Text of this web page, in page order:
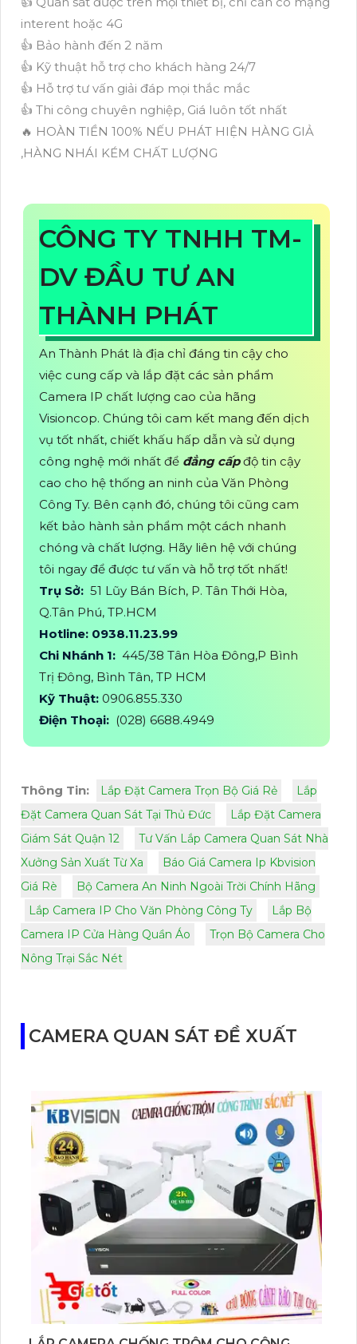
interent hoặc 4G
👍 Bảo hành đến 2 năm
👍 Kỹ thuật hỗ trợ cho khách hàng 24/7
👍 Hỗ trợ tư vấn giải đáp mọi thắc mắc
👍 Thi công chuyên nghiệp, Giá luôn tốt nhất
🔥 HOÀN TIỀN 100% NẾU PHÁT HIỆN HÀNG GIẢ
,HÀNG NHÁI KÉM CHẤT LƯỢNG
CÔNG TY TNHH TM-
DV ĐẦU TƯ AN
THÀNH PHÁT
An Thành Phát là địa chỉ đáng tin cậy cho
việc cung cấp và lắp đặt các sản phẩm
Camera IP chất lượng cao của hãng
Visioncop. Chúng tôi cam kết mang đến dịch
vụ tốt nhất, chiết khấu hấp dẫn và sử dụng
công nghệ mới nhất để đẳng cấpđộ tin cậy
cao cho hệ thống an ninh của Văn Phòng
Công Ty. Bên cạnh đó, chúng tôi cũng cam
kết bảo hành sản phẩm một cách nhanh
chóng và chất lượng. Hãy liên hệ với chúng
tôi ngay để được tư vấn và hỗ trợ tốt nhất!
Trụ Sở: 51 Lũy Bán Bích, P. Tân Thới Hòa,
Q.Tân Phú, TP.HCM
Hotline: 0938.11.23.99
Chi Nhánh 1: 445/38 Tân Hòa Đông,P Bình
Trị Đông, Bình Tân, TP HCM
Kỹ Thuật: 0906.855.330
Điện Thoại: (028) 6688.4949
Thông Tin: Lắp Đặt Camera Trọn Bộ Giá Rẻ
Lắp
Đặt Camera Quan Sát Tại Thủ Đức
Lắp Đặt Camera
Giám Sát Quận 12
Tư Vấn Lắp Camera Quan Sát Nhà
Xưởng Sản Xuất Từ Xa
Báo Giá Camera Ip Kbvision
Giá Rè
Bộ Camera An Ninh Ngoài Trời Chính Hãng
Lắp Camera IP Cho Văn Phòng Công Ty
Lắp Bộ
Camera IP Cửa Hàng Quần Áo
Trọn Bộ Camera Cho
Nông Trại Sắc Nét
CAMERA QUAN SÁT ĐỀ XUẤT